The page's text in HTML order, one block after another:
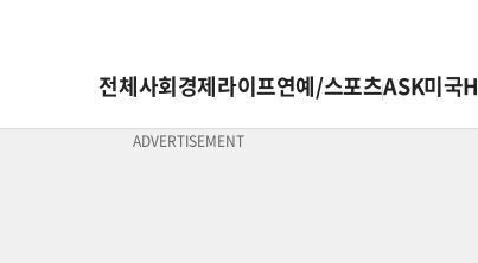
전체사회경제라이프연예/스포츠ASK미국